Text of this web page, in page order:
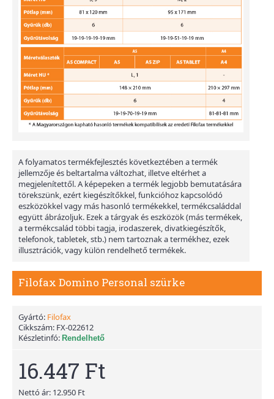
A folyamatos termékfejlesztés következtében a termék
jellemzője és beltartalma változhat, illetve eltérhet a
megjelenítettől. A képepeken a termék legjobb bemutatására
törekszünk, ezért kiegészítőkkel, funkcióhoz kapcsolódó
eszközökkel vagy más hasonló termékekkel, termékcsaláddal
együtt ábrázoljuk. Ezek a tárgyak és eszközök (más termékek,
a termékcsalád többi tagja, irodaszerek, divatkiegészítők,
telefonok, tabletek, stb.) nem tartoznak a termékhez, ezek
illusztrációk, vagy külön rendelhető termékek.
Filofax Domino Personal szürke
Gyártó: Filofax
Cikkszám: FX-022612
Készletinfó: Rendelhető
16.447 Ft
Nettó ár: 12.950 Ft